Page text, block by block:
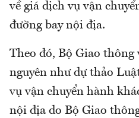
về giá dịch vụ vận
đường bay nội địa.
Theo đó, Bộ Giao thông
nguyên như dự thảo
vụ vận chuyển hành
nội địa do Bộ Giao